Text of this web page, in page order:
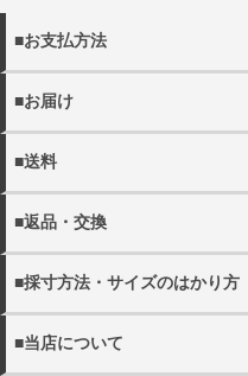
■お支払方法
・クレジットカード決済
・代金引換（別途手数料440
■お届け
※宅配便でお届け先が沖縄
がございます。
・配送日の指定をご希望の
ご指定がない場合には、最
・配送希望時間帯は、以下
【午前中 12-14時 14-
時】
※メール便(ゆうパケット)
■送料
・各都道府県別送料につき
ださい。
・メール便は全国一律300
■返品・交換
(shop@rep-hat.com)または
連絡ください。
※当店休業日は、
■採寸方法・サイズのはかり方
い。
■当店について